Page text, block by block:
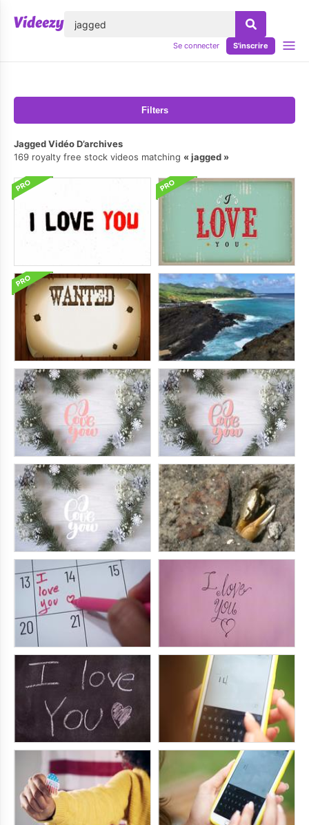
Se connecter S'inscrire
Filters
Jagged Vidéo D’archives
169 royalty free stock videos matching
jagged